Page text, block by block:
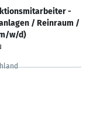
-
/ Reinraum /
w/d)